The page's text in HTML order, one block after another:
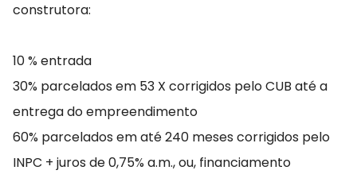
construtora:
10 % entrada
30% parcelados em 53 X corrigidos pelo CUB até a
entrega do empreendimento
60% parcelados em até 240 meses corrigidos pelo
INPC + juros de 0,75% a.m., ou, financiamento